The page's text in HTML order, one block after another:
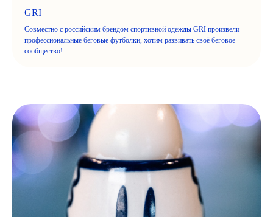
GRI
Совместно с российским брендом спортивной одежды GRI произвели
профессиональные беговые футболки, хотим развивать своё беговое
сообщество!